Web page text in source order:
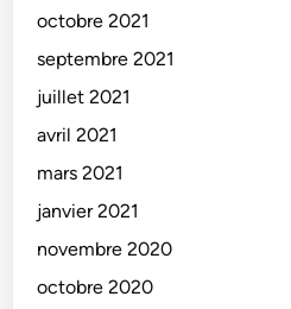
octobre 2021
septembre 2021
juillet 2021
avril 2021
mars 2021
janvier 2021
novembre 2020
octobre 2020